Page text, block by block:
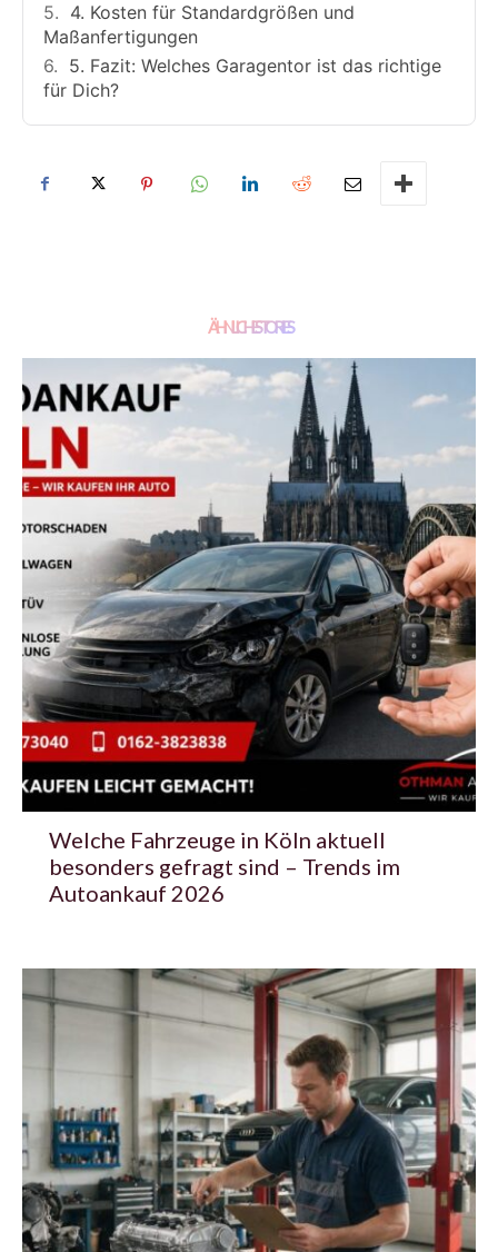
4. Kosten für Standardgrößen und
Maßanfertigungen
5. Fazit: Welches Garagentor ist das richtige
für Dich?
ÄHNLICHE STORIES
Welche Fahrzeuge in Köln aktuell
besonders gefragt sind – Trends im
Autoankauf 2026